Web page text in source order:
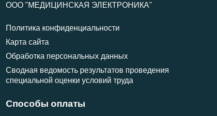
ООО "МЕДИЦИНСКАЯ ЭЛЕКТРОНИКА"
Политика конфиденциальности
Карта сайта
Обработка персональных данных
Сводная ведомость результатов проведения
специальной оценки условий труда
Способы оплаты